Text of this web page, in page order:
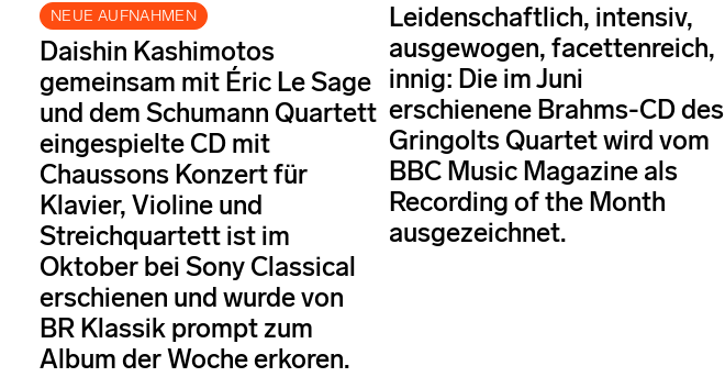
NEUE AUFNAHMEN
Daishin Kashimotos
gemeinsam mit Éric Le Sage
und dem Schumann Quartett
eingespielte CD mit
Chaussons Konzert für
Klavier, Violine und
Streichquartett ist im
Oktober bei Sony Classical
erschienen und wurde von
BR Klassik prompt zum
Album der Woche erkoren.
Leidenschaftlich, intensiv,
ausgewogen, facettenreich,
innig: Die im Juni
erschienene Brahms-CD des
Gringolts Quartet wird vom
BBC Music Magazine als
Recording of the Month
ausgezeichnet.